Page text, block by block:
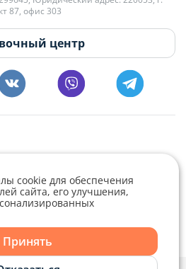
на письма в будние дни с 9:00 до
дни с 8:00 до 20:00.
87, офис 303
центр
cookie для обеспечения
сайта, его улучшения,
Принять